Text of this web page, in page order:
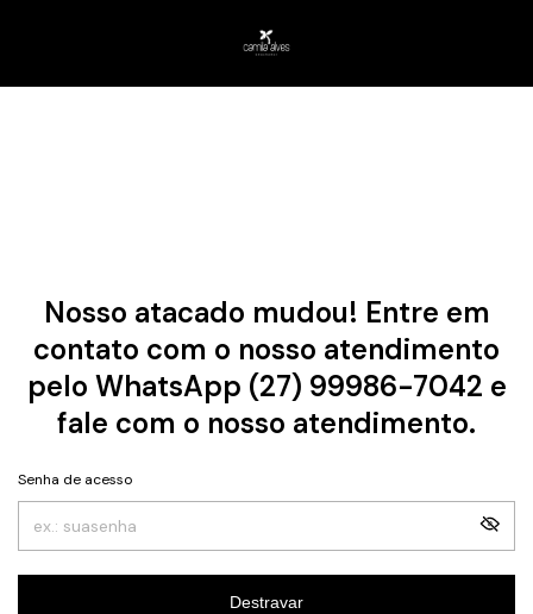
Nosso atacado mudou! Entre em
contato com o nosso atendimento
pelo WhatsApp (27) 99986-7042 e
fale com o nosso atendimento.
Senha de acesso
Destravar